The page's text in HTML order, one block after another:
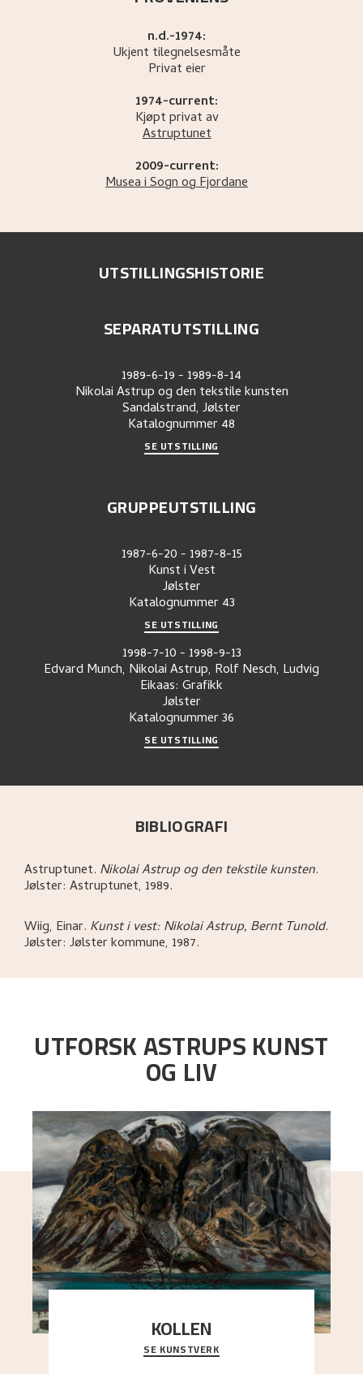
n.d.-1974:
Ukjent tilegnelsesmåte
Privat eier
1974-current:
Kjøpt privat av
Astruptunet
2009-current:
Musea i Sogn og Fjordane
UTSTILLINGSHISTORIE
SEPARATUTSTILLING
1989-6-19- 1989-8-14
Nikolai Astrup og den tekstile kunsten
Sandalstrand, Jølster
Katalognummer48
SE UTSTILLING
GRUPPEUTSTILLING
1987-6-20- 1987-8-15
Kunst i Vest
Jølster
Katalognummer 43
SE UTSTILLING
1998-7-10- 1998-9-13
Edvard Munch, Nikolai Astrup, Rolf Nesch, Ludvig
Eikaas: Grafikk
Jølster
Katalognummer36
SE UTSTILLING
BIBLIOGRAFI
Astruptunet. Nikolai Astrup og den tekstile kunsten.
Jølster: Astruptunet, 1989.
Wiig, Einar. Kunst i vest: Nikolai Astrup, Bernt Tunold.
Jølster: Jølster kommune, 1987.
UTFORSK ASTRUPS KUNST
OG LIV
KOLLEN
Et ruvende fjell dominerer bildeflaten, og står i
sterk kontrast til det spinkle rognetreet ute
SE KUNSTVERK